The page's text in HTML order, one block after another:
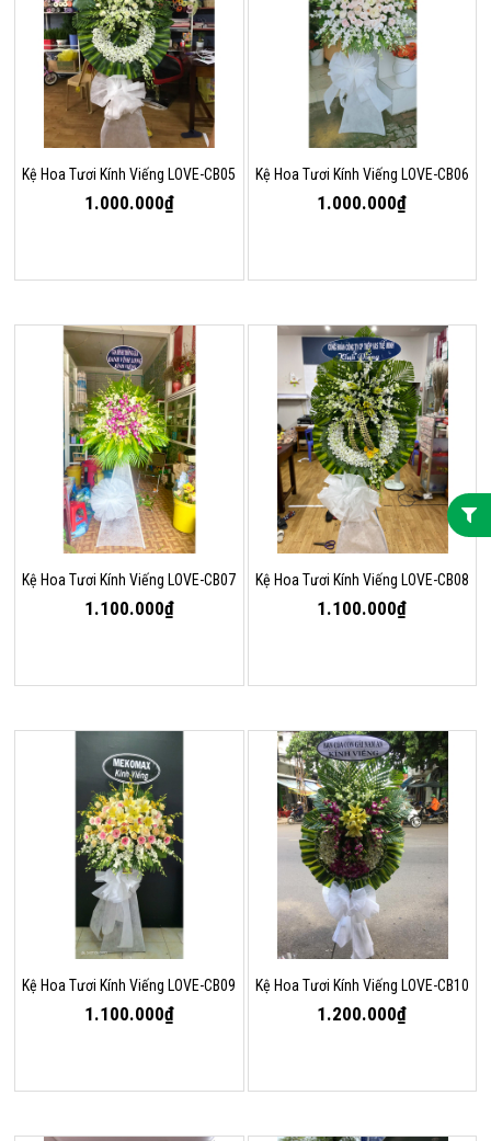
Kệ Hoa Tươi Kính Viếng LOVE-CB05
1.000.000₫
Kệ Hoa Tươi Kính Viếng LOVE-CB06
1.000.000₫
Kệ Hoa Tươi Kính Viếng LOVE-CB07
1.100.000₫
Kệ Hoa Tươi Kính Viếng LOVE-CB08
1.100.000₫
Kệ Hoa Tươi Kính Viếng LOVE-CB09
1.100.000₫
Kệ Hoa Tươi Kính Viếng LOVE-CB10
1.200.000₫